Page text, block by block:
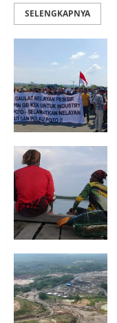
4
5
SELENGKAPNYA